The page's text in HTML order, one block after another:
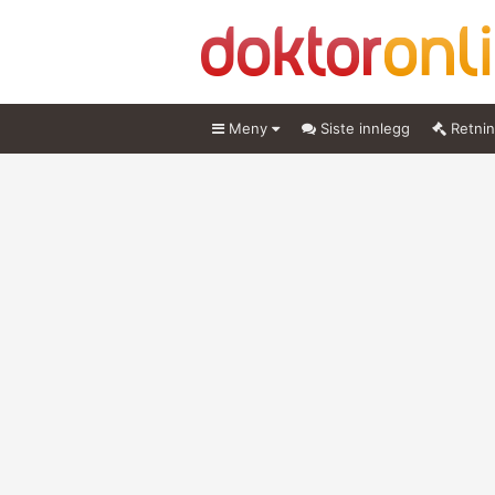
Meny Siste innlegg